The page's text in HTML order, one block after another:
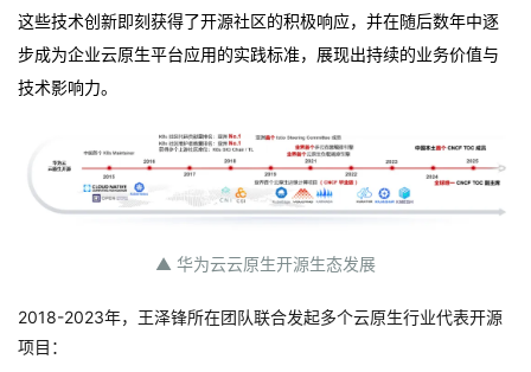
程
认
证
的
实
我
的
持
建
这些技术创新即刻获得了开源社区的积极响应，并在随后数年中逐
步成为企业云原生平台应用的实践标准，展现出持续的业务价值与
技术影响力。
▲ 华为云云原生开源生态发展
2018-2023年，王泽锋所在团队联合发起多个云原生行业代表开源
项目：